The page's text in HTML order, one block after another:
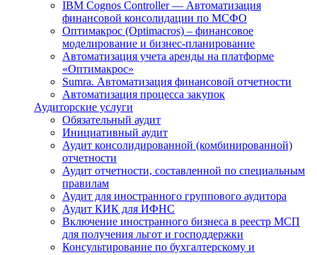
IBM Cognos Controller — Автоматизация
финансовой консолидации по МСФО
Оптимакрос (Optimacros) – финансовое
моделирование и бизнес-планирование
Автоматизация учета аренды на платформе
«Оптимакрос»
Sumra. Автоматизация финансовой отчетности
Автоматизация процесса закупок
Аудиторские услуги
Обязательный аудит
Инициативный аудит
Аудит консолидированной (комбинированной)
отчетности
Аудит отчетности, составленной по специальным
правилам
Аудит для иностранного группового аудитора
Аудит КИК для ИФНС
Включение иностранного бизнеса в реестр МСП
для получения льгот и господдержки
Консультирование по бухгалтерскому и